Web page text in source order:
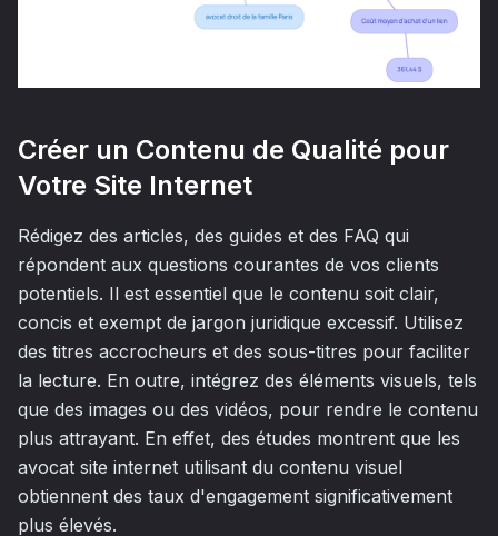
Créer un Contenu de Qualité pour
Votre Site Internet
Rédigez des articles, des guides et des FAQ qui
répondent aux questions courantes de vos clients
potentiels. Il est essentiel que le contenu soit clair,
concis et exempt de jargon juridique excessif. Utilisez
des titres accrocheurs et des sous-titres pour faciliter
la lecture. En outre, intégrez des éléments visuels, tels
que des images ou des vidéos, pour rendre le contenu
plus attrayant. En effet, des études montrent que les
avocat site internet utilisant du contenu visuel
obtiennent des taux d'engagement significativement
plus élevés.